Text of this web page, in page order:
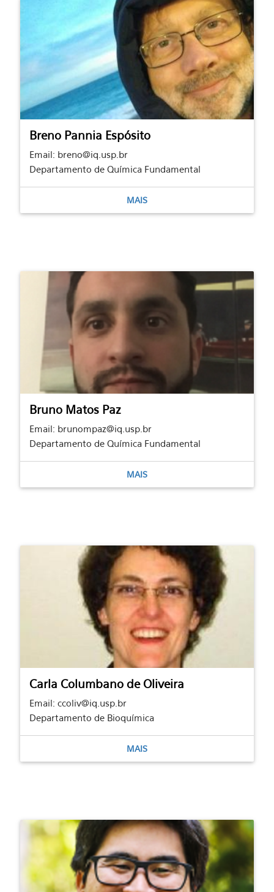
Breno Pannia Espósito
Email: breno@iq.usp.br
Departamento de Química Fundamental
MAIS
Bruno Matos Paz
Email: brunompaz@iq.usp.br
Departamento de Química Fundamental
MAIS
Carla Columbano de Oliveira
Email: ccoliv@iq.usp.br
Departamento de Bioquímica
MAIS